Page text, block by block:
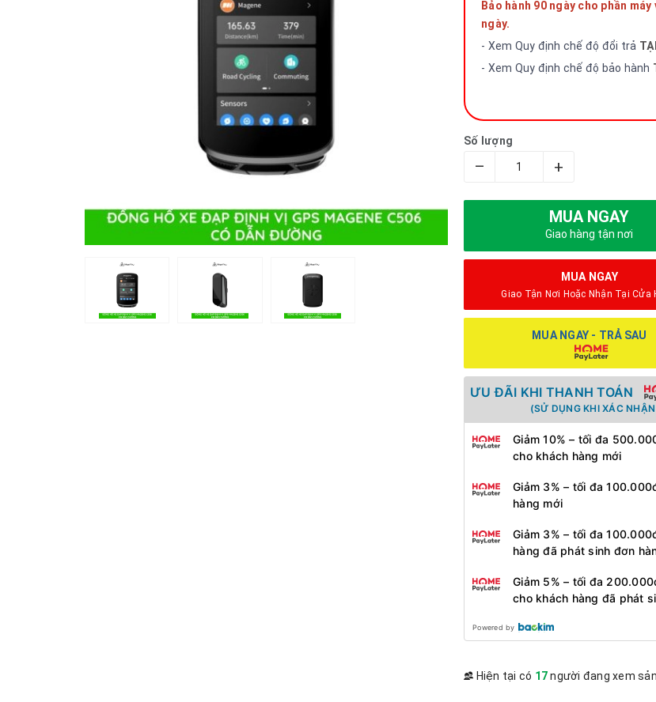
Bảo hành 90 ngày cho phần
ngày.
- Xem Quy định chế độ đổi trả
- Xem Quy định chế độ bảo hành
Số lượng
– +
MUA NGAY
Giao hàng tận nơi
MUA NGAY
Giao Tận Nơi Hoặc Nhận Tại Cửa
MUA NGAY - TRẢ SAU
ƯU ĐÃI KHI THANH TOÁN
(SỬ DỤNG KHI XÁC
Giảm 10% – tối đa
cho khách hàng mới
Giảm 3% – tối đa
hàng mới
Giảm 3% – tối đa
hàng đã phát sinh đơn
Giảm 5% – tối đa
cho khách hàng đã phát
Powered by
Hiện tại có 17người đang xem